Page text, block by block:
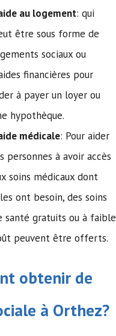
au logement: qui
être sous forme de
sociaux ou
financières pour
à payer un loyer ou
hypothèque.
médicale: Pour aider
personnes à avoir accès
soins médicaux dont
ont besoin, des soins
santé gratuits ou à faible
peuvent être offerts.
obtenir de
à Orthez?